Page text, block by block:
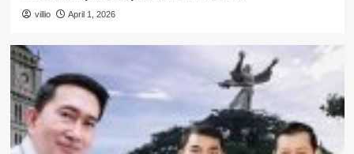
villio April 1, 2026